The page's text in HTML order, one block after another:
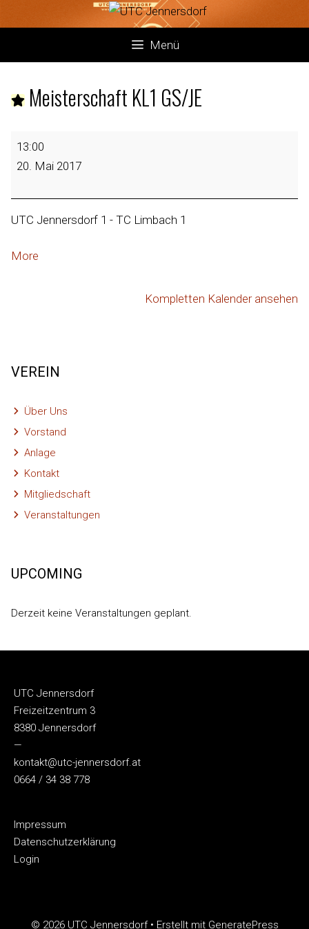
Menü
Meisterschaft KL1 GS/JE
13:00
20. Mai 2017
UTC Jennersdorf 1 - TC Limbach 1
More
Kompletten Kalender ansehen
VEREIN
Über Uns
Vorstand
Anlage
Kontakt
Mitgliedschaft
Veranstaltungen
UPCOMING
Derzeit keine Veranstaltungen geplant.
UTC Jennersdorf
Freizeitzentrum 3
8380 Jennersdorf
—
kontakt@utc-jennersdorf.at
0664 / 34 38 778
Impressum
Datenschutzerklärung
Login
© 2026 UTC Jennersdorf• Erstellt mit GeneratePress